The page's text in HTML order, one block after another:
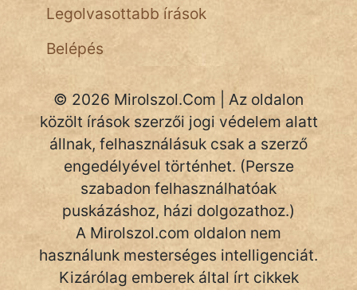
pszichopati
szegény legény
szemfüles
Legolvasottabb írások
Belépés
© 2026 Mirolszol.Com | Az oldalon
közölt írások szerzői jogi védelem alatt
állnak, felhasználásuk csak a szerző
engedélyével történhet. (Persze
szabadon felhasználhatóak
puskázáshoz, házi dolgozathoz.)
A Mirolszol.com oldalon nem
használunk mesterséges intelligenciát.
Kizárólag emberek által írt cikkek